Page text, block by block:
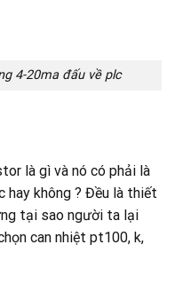
4-20ma đấu về plc
là gì và nó có phải là
hay không ? Đều là thiết
tại sao người ta lại
can nhiệt pt100, k,